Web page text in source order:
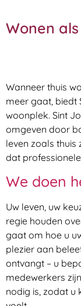
Wonen
Wanneer thuis
meer gaat, biedt
woonplek. Sint
omgeven door
leven zoals
dat
We doen
Uw leven, uw
regie houden
gaat om hoe u
plezier aan
ontvangt – u
medewerkers
nodig is, zodat u